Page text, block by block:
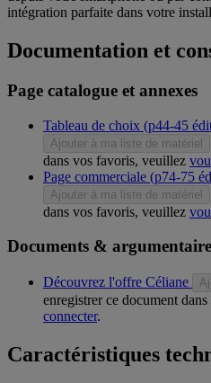
intégration parfaite dans votre
Documentation et
Page catalogue et annexes
Tableau de choix (p44-45
Ajouter à ma liste de matériel
dans vos favoris, veuillez
Page commerciale (p74-75
Ajouter à ma liste de matériel
dans vos favoris, veuillez
Documents &
Découvrez l'offre Céliane
enregistrer ce document
connecter.
Caractéristiques